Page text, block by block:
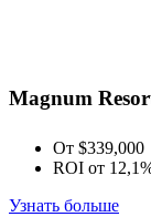
Magnum
От $339,000
ROI от
Узнать больше